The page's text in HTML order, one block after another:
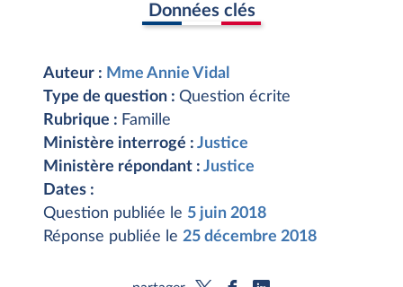
Données clés
Auteur : Mme Annie Vidal
Type de question : Question écrite
Rubrique : Famille
Ministère interrogé : Justice
Ministère répondant : Justice
Dates :
Question publiée le 5 juin 2018
Réponse publiée le 25 décembre 2018